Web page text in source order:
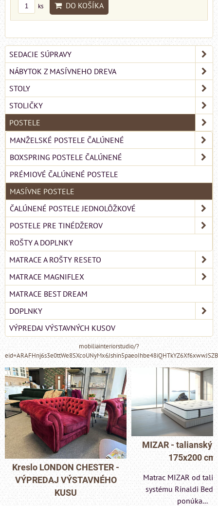
ks DO KOŠÍKA
SEDACIE SÚPRAVY
NÁBYTOK Z MASÍVNEHO DREVA
STOLY
STOLIČKY
POSTELE
MANŽELSKÉ POSTELE ČALÚNENÉ
BOXSPRING POSTELE ČALÚNENÉ
PRÉMIOVÉ ČALÚNENÉ POSTELE
MASÍVNE POSTELE
ČALÚNENÉ POSTELE JEDNOLÔŽKOVÉ
POSTELE PRE TINÉDŽEROV
ROŠTY A DOPLNKY
MATRACE A ROŠTY RESETO
MATRACE MAGNIFLEX
MATRACE BEST DREAM
DOPLNKY
VÝPREDAJ VÝSTAVNÝCH KUSOV
mobiliainteriorstudio/?
MIZAR - talianský matrac
175x200 cm
Matrac MIZAR od talianskeho
systému Rinaldi Bed System
ponúka...
Pohovka LONDON
- VÝPREDAJ
KUSU